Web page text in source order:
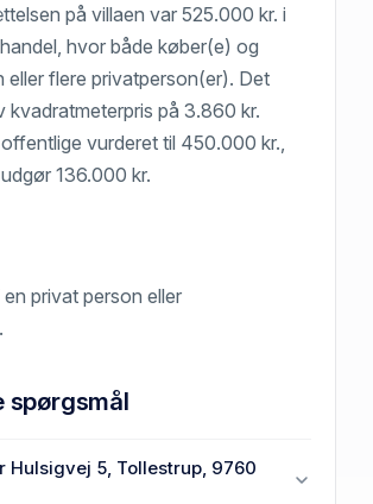
på villaen var 525.000 kr. i
hvor både køber(e) og
flere privatperson(er). Det
kvadratmeterpris på 3.860 kr.
vurderet til 450.000 kr.,
136.000 kr.
privat person eller
spørgsmål
Hulsigvej 5, Tollestrup, 9760